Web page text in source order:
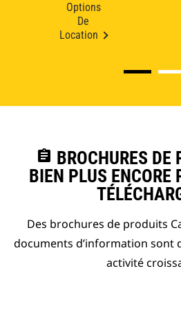
Options
De
Location
assignment BROCHURES DE
BIEN PLUS ENCORE
Des brochures de produits
documents d’information sont
activité